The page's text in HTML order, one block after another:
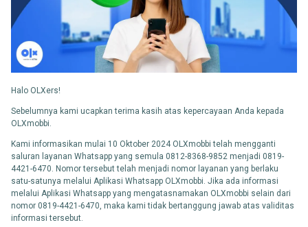
Halo OLXers!
Sebelumnya kami ucapkan terima kasih atas kepercayaan Anda kepada
OLXmobbi.
Kami informasikan mulai 10 Oktober 2024 OLXmobbi telah mengganti
saluran layanan Whatsapp yang semula 0812-8368-9852 menjadi 0819-
4421-6470. Nomor tersebut telah menjadi nomor layanan yang berlaku
satu-satunya melalui Aplikasi Whatsapp OLXmobbi. Jika ada informasi
melalui Aplikasi Whatsapp yang mengatasnamakan OLXmobbi selain dari
nomor 0819-4421-6470, maka kami tidak bertanggung jawab atas validitas
informasi tersebut.